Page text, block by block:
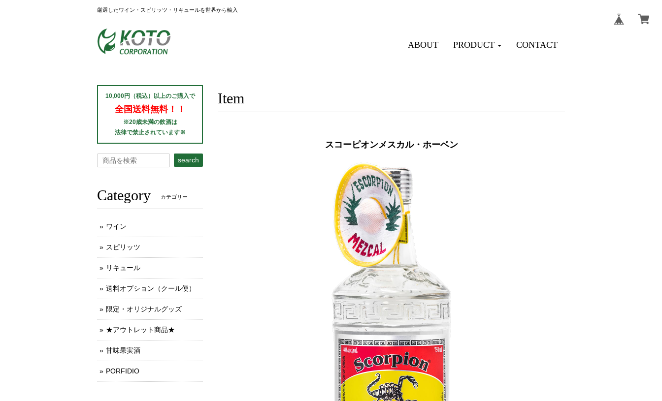
厳選したワイン・スピリッツ・リキュールを世界から輸入
ABOUT PRODUCT CONTACT
Item
スコーピオンメスカル・ホーベン
10,000円（税込）以上のご購入で
全国送料無料！！
※20歳未満の飲酒は
法律で禁止されています※
search
Category カテゴリー
ワイン
スピリッツ
リキュール
送料オプション（クール便）
限定・オリジナルグッズ
★アウトレット商品★
甘味果実酒
PORFIDIO